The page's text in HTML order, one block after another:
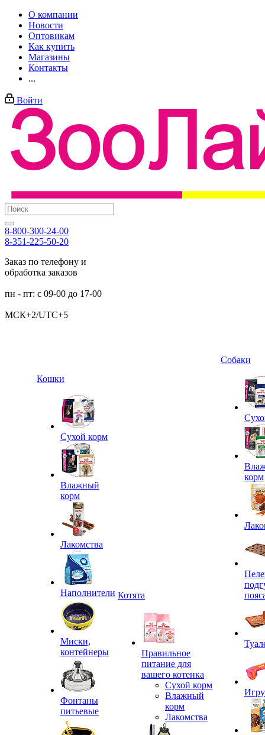
О компании
Новости
Оптовикам
Как купить
Магазины
Контакты
...
Войти
8-800-300-24-00
8-351-225-50-20
Заказ по телефону и
обработка заказов
пн - пт: с 09-00 до 17-00
МСК+2/UTC+5
Кошки
Сухой корм
Влажный
корм
Лакомства
Наполнители
Миски,
контейнеры
Фонтаны
питьевые
Котята
Правильное
питание для
вашего котенка
Сухой корм
Влажный
корм
Лакомства
Собаки
корм